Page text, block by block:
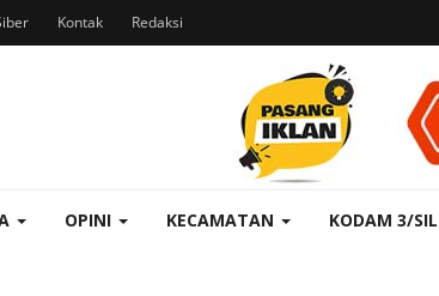
Kontak Redaksi
OPINI KECAMATAN KODAM 3/